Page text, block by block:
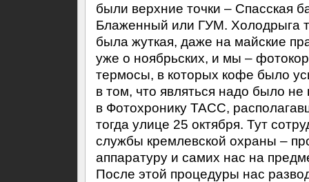
были верхние точки – Спасская
Блаженный или ГУМ. Холодрыга
была жуткая, даже на майские
уже о ноябрьских, и мы –
термосы, в которых кофе было
в том, что являться надо было не
в Фотохронику ТАСС,
тогда улице 25 октября. Тут
службы кремлевской охраны –
аппаратуру и самих нас на
После этой процедуры нас